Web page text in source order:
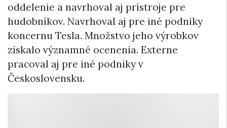
oddelenie a navrhoval aj prístroje pre
hudobníkov. Navrhoval aj pre iné podniky
koncernu Tesla. Množstvo jeho výrobkov
získalo významné ocenenia. Externe
pracoval aj pre iné podniky v
Československu.